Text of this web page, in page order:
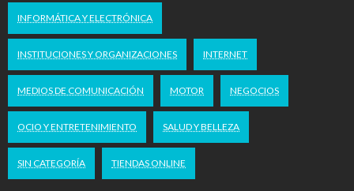
INFORMÁTICA Y ELECTRÓNICA
INSTITUCIONES Y ORGANIZACIONES INTERNET
MEDIOS DE COMUNICACIÓN MOTOR NEGOCIOS
OCIO Y ENTRETENIMIENTO SALUD Y BELLEZA
SIN CATEGORÍA TIENDAS ONLINE